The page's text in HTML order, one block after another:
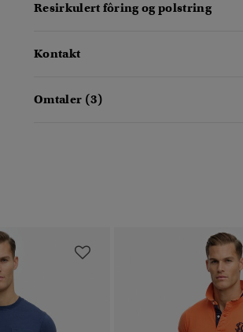
Resirkulert fôring og polstring
Kontakt
Omtaler (3)